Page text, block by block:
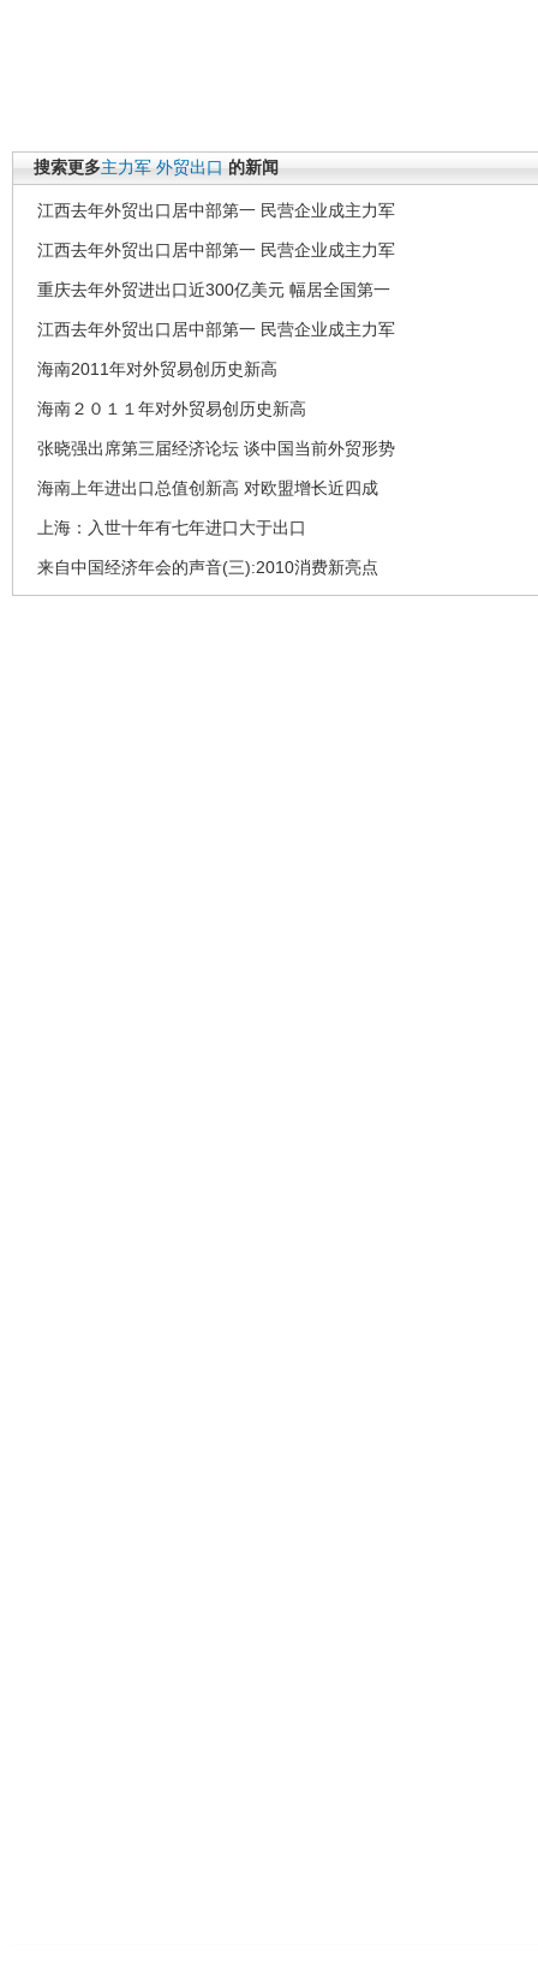
搜索更多主力军 外贸出口 的新闻
江西去年外贸出口居中部第一 民营企业成主力军
江西去年外贸出口居中部第一 民营企业成主力军
重庆去年外贸进出口近300亿美元 幅居全国第一
江西去年外贸出口居中部第一 民营企业成主力军
海南2011年对外贸易创历史新高
海南２０１１年对外贸易创历史新高
张晓强出席第三届经济论坛 谈中国当前外贸形势
海南上年进出口总值创新高 对欧盟增长近四成
上海：入世十年有七年进口大于出口
来自中国经济年会的声音(三):2010消费新亮点